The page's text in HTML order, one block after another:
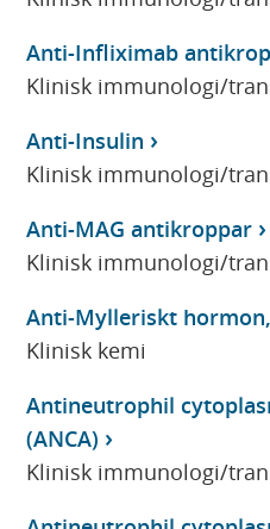
Anti-Infliximab
Klinisk immunologi/
Anti-Insulin
Klinisk immunologi/
Anti-MAG antikroppar
Klinisk immunologi/
Anti-Mylleriskt
Klinisk kemi
Antineutrophil
(ANCA)
Klinisk immunologi/